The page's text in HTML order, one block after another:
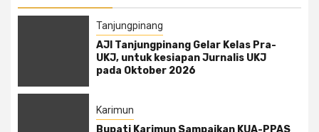
Tanjungpinang
AJI Tanjungpinang Gelar Kelas Pra-
UKJ, untuk kesiapan Jurnalis UKJ
pada Oktober 2026
Karimun
Bupati Karimun Sampaikan KUA-PPAS